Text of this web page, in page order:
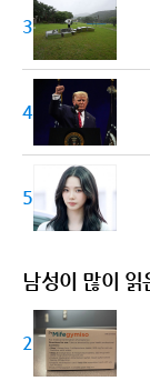
30대
40대
50대 ↑
남성이 많이 읽
20대 ↓